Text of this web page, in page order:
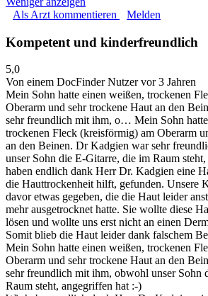
Als Arzt kommentieren
Melden
Kompetent und kinderfreundlich
5,0
Von einem DocFinder Nutzervor 3 Jahren
Mein Sohn hatte einen weißen, trockenen
Oberarm und sehr trockene Haut an den
sehr freundlich mit ihm, o… Mein Sohn
trockenen Fleck (kreisförmig) am Oberarm
an den Beinen. Dr Kadgien war sehr
unser Sohn die E-Gitarre, die im Raum
haben endlich dank Herr Dr. Kadgien eine
die Hauttrockenheit hilft, gefunden. Unsere
davor etwas gegeben, die die Haut leider
mehr ausgetrocknet hatte. Sie wollte diese
lösen und wollte uns erst nicht an einen
Somit blieb die Haut leider dank falschem
Mein Sohn hatte einen weißen, trockenen
Oberarm und sehr trockene Haut an den
sehr freundlich mit ihm, obwohl unser Sohn
Raum steht, angegriffen hat :-)